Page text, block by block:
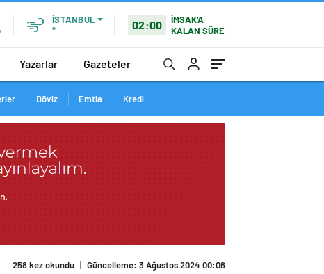
İSTANBUL
°
02:00
İMSAK'A
KALAN SÜRE
Yazarlar Gazeteler
Döviz Emtia Kredi